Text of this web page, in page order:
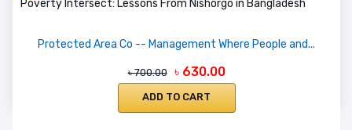
Protected Area Co -- Management Where People and...
৳ 700.00 ৳ 630.00
ADD TO CART